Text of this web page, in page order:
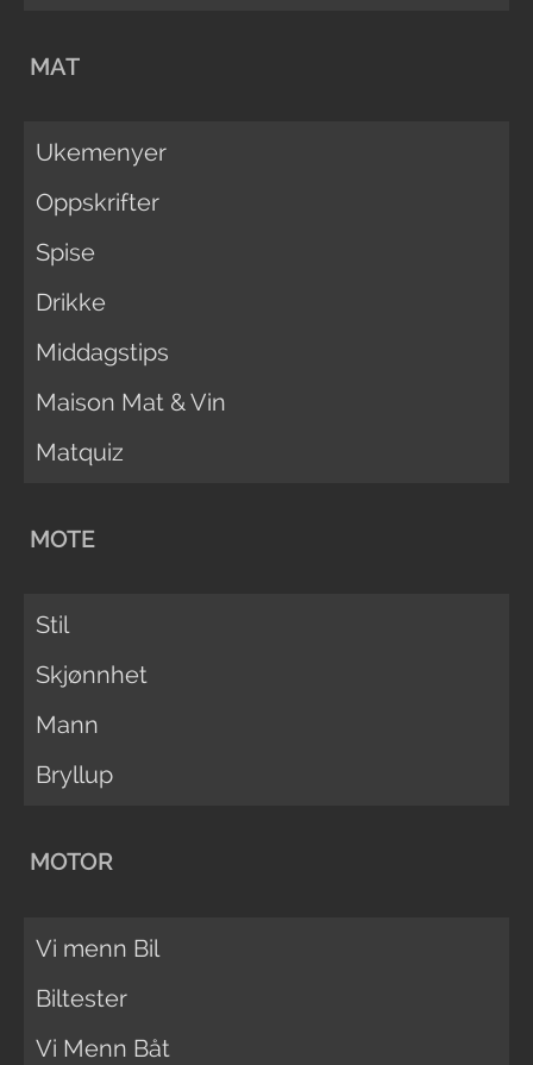
MAT
Ukemenyer
Oppskrifter
Spise
Drikke
Middagstips
Maison Mat & Vin
Matquiz
MOTE
Stil
Skjønnhet
Mann
Bryllup
MOTOR
Vi menn Bil
Biltester
Vi Menn Båt